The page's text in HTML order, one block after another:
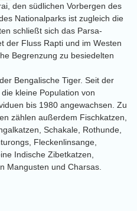
den südlichen Vorbergen des
Nationalparks ist zugleich die
schließt sich das Parsa-
der Fluss Rapti und im Westen
Begrenzung zu besiedelten
Bengalische Tiger. Seit der
kleine Population von
bis 1980 angewachsen. Zu
zählen außerdem Fischkatzen,
Schakale, Rothunde,
Fleckenlinsange,
Indische Zibetkatzen,
Mangusten und Charsas.